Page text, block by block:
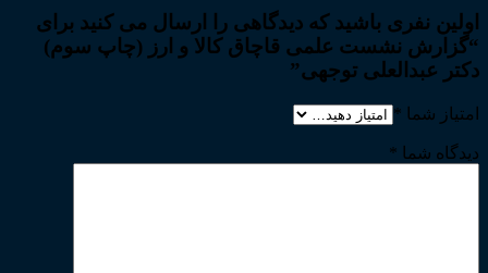
اولین نفری باشید که دیدگاهی را ارسال می کنید برای
“گزارش نشست علمی قاچاق کالا و ارز (چاپ سوم)
دکتر عبدالعلی توجهی”
امتیاز شما *
دیدگاه شما *